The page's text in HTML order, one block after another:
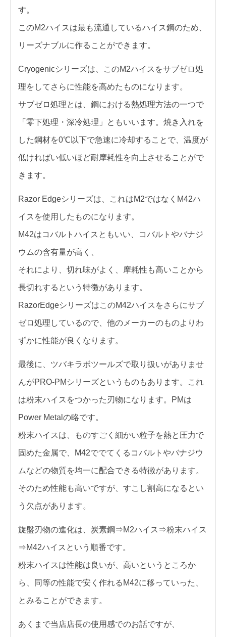
す。
このM2ハイスは最も流通しているハイス鋼のため、
リーズナブルに作ることができます。
Cryogenicシリーズは、このM2ハイスをサブゼロ処
理をしてさらに性能を高めたものになります。
サブゼロ処理とは、鋼における熱処理方法の一つで
「零下処理・深冷処理」ともいいます。焼き入れを
した鋼材を0℃以下で急速に冷却することで、温度が
低ければい低いほど耐摩耗性を向上させることがで
きます。
Razor Edgeシリーズは、これはM2ではなくM42ハ
イスを使用したものになります。
M42はコバルトハイスともいい、コバルトやバナジ
ウムの含有量が高く、
それにより、切れ味がよく、摩耗性も高いことから
長切れするという特徴があります。
RazorEdgeシリーズはこのM42ハイスをさらにサブ
ゼロ処理しているので、他のメーカーのものよりわ
ずかに性能が良くなります。
最後に、ツバキラボツールズで取り扱いがありませ
んがPRO-PMシリーズというものもあります。これ
は粉末ハイスをつかった刃物になります。PMは
Power Metalの略です。
粉末ハイスは、ものすごく細かい粒子を熱と圧力で
固めた金属で、M42ででてくるコバルトやバナジウ
ムなどの物質を均一に配合できる特徴があります。
そのため性能も高いですが、すこし割高になるとい
う欠点があります。
旋盤刃物の進化は、炭素鋼⇒M2ハイス⇒粉末ハイス
⇒M42ハイスという順番です。
粉末ハイスは性能は良いが、高いというところか
ら、同等の性能で安く作れるM42に移っていった、
とみることができます。
あくまで当店店長の使用感でのお話ですが、